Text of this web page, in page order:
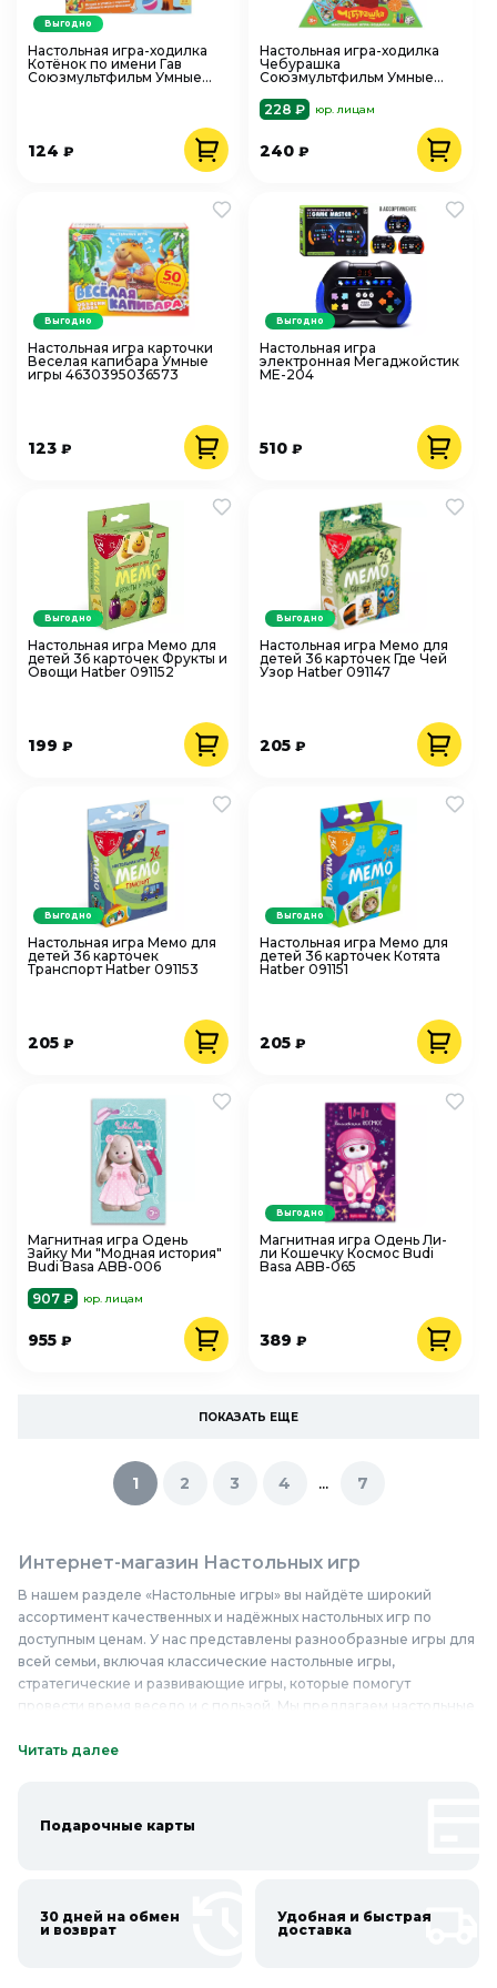
Настольная игра-ходилка
Котёнок по имени Гав
Союзмультфильм Умные
124 ₽
Выгодно
Настольная игра-ходилка
Чебурашка
Союзмультфильм Умные
228 ₽
юр. лицам
240₽
Настольная игра карточки
Веселая капибара Умные
игры 4630395036573
123 ₽
Выгодно
Настольная игра
электронная Мегаджойстик
ME-204
510₽
Выгодно
Настольная игра Мемо для
детей 36 карточек Фрукты и
Овощи Hatber 091152
199 ₽
Выгодно
Настольная игра Мемо для
детей 36 карточек Где Чей
Узор Hatber 091147
205₽
Выгодно
Настольная игра Мемо для
детей 36 карточек
Транспорт Hatber 091153
205 ₽
Выгодно
Настольная игра Мемо для
детей 36 карточек Котята
Hatber 091151
205₽
Выгодно
Магнитная игра Одень
Зайку Ми "Модная история"
Budi Basa ABB-006
907 ₽
юр. лицам
955 ₽
Магнитная игра Одень Ли-
ли Кошечку Космос Budi
Basa ABB-065
389₽
Выгодно
ПОКАЗАТЬ ЕЩЕ
1 2 3 4 ... 7
Интернет-магазин Настольных игр
В нашем разделе «Настольные игры» вы найдёте широкий
ассортимент качественных и надёжных настольных игр по
доступным ценам. У нас представлены разнообразные игры для
всей семьи, включая классические настольные игры,
стратегические и развивающие игры, которые помогут
провести время весело и с пользой. Мы предлагаем настольные
качественных материалов, что гарантирует их долговечность и
также множество других увлекательных игр для детей и
друзьями и семьёй!
Читать далее
Подарочные карты
30 дней на обмен
и возврат
Удобная и быстрая
доставка